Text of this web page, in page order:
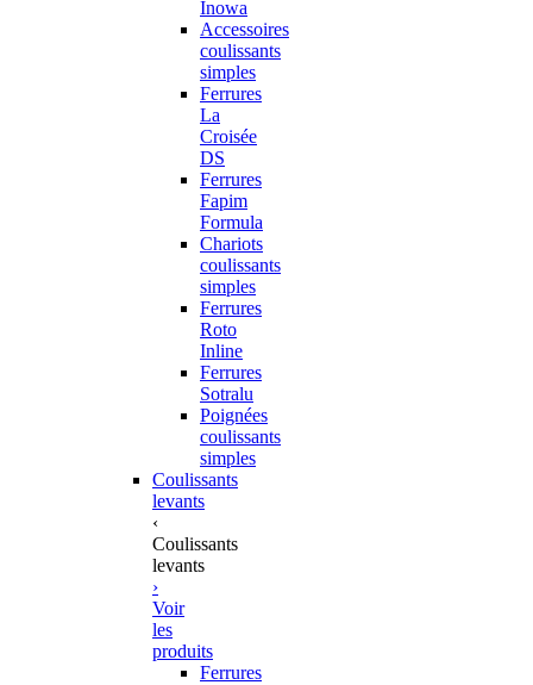
Inowa
Accessoires
coulissants
simples
Ferrures
La
Croisée
DS
Ferrures
Fapim
Formula
Chariots
coulissants
simples
Ferrures
Roto
Inline
Ferrures
Sotralu
Poignées
coulissants
simples
Coulissants
levants
‹
Coulissants
levants
›
Voir
les
produits
Ferrures